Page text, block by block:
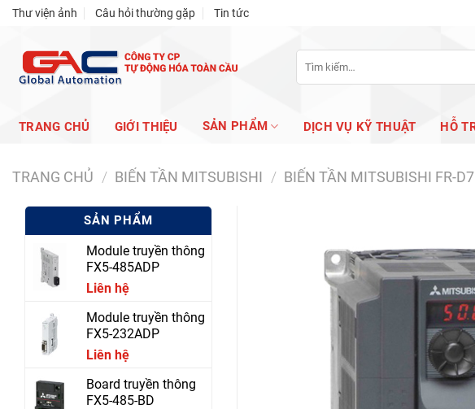
Skip
content
Thư viện ảnh Câu hỏi thường gặp Tin tức
Tìm
kiếm:
TRANG CHỦ GIỚI THIỆU SẢN PHẨM DỊCH VỤ KỸ THUẬT HỖ
TRANG CHỦ / BIẾN TẦN MITSUBISHI / BIẾN TẦN MITSUBISHI FR-
SẢN PHẨM
Module truyền thông
FX5-485ADP
Liên hệ
Module truyền thông
FX5-232ADP
Liên hệ
Board truyền thông
FX5-485-BD